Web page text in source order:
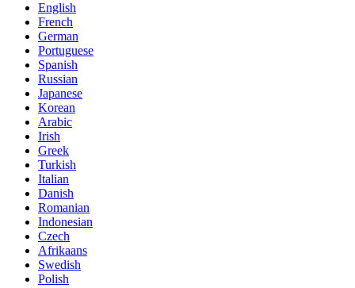
English
French
German
Portuguese
Spanish
Russian
Japanese
Korean
Arabic
Irish
Greek
Turkish
Italian
Danish
Romanian
Indonesian
Czech
Afrikaans
Swedish
Polish